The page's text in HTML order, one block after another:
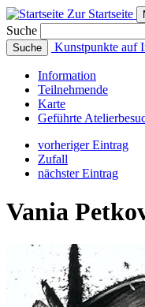
Zur Startseite
Suche
Suche Kunstpunkte auf
Information
Teilnehmende
Karte
Geführte
vorheriger Eintrag
Zufall
nächster Eintrag
Vania